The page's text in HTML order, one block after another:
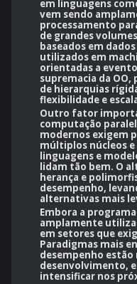
em linguagens
vem sendo
processamento
de grandes
baseados em
utilizados em
orientadas a
supremacia da
de hierarquias
flexibilidade e
Outro fator
computação
modernos exigem
múltiplos núcleos
linguagens e
lidam tão bem. O
herança e
desempenho,
alternativas mais
Embora a
amplamente
em setores que
Paradigmas mais
desempenho
desenvolvimento,
intensificar nos